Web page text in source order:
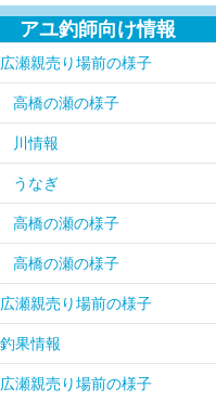
アユ釣師向け情報
瀬親売り場前の様子
高橋の瀬の様子
川情報
うなぎ
高橋の瀬の様子
高橋の瀬の様子
瀬親売り場前の様子
果情報
瀬親売り場前の様子